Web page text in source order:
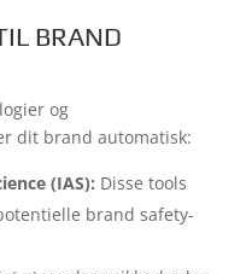
BRAND
og
dit brand automatisk:
(IAS): Disse tools
brand safety-